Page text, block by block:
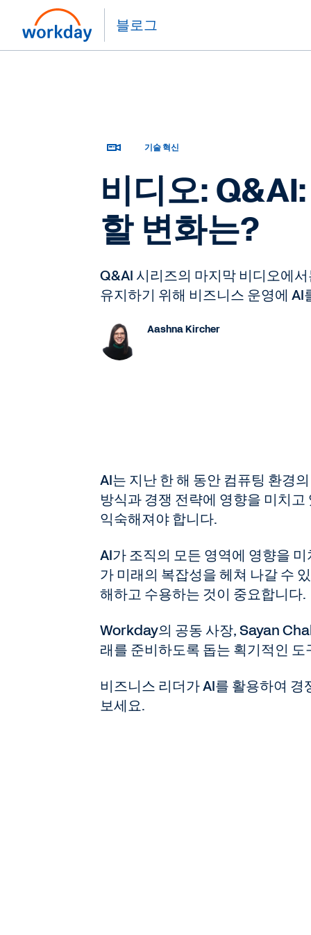
블로그
기술 혁신
비디오:
할 변화는?
Q&AI 시리즈의 마지막 비디오에
유지하기 위해 비즈니스 운영에
Aashna Kircher
AI는 지난 한 해 동안 컴퓨팅 환경
방식과 경쟁 전략에 영향을 미치
익숙해져야 합니다.
AI가 조직의 모든 영역에 영향을
가 미래의 복잡성을 헤쳐 나갈 수
해하고 수용하는 것이 중요합니다.
Workday의 공동 사장, Sayan
래를 준비하도록 돕는 획기적인
비즈니스 리더가 AI를 활용하여
보세요.